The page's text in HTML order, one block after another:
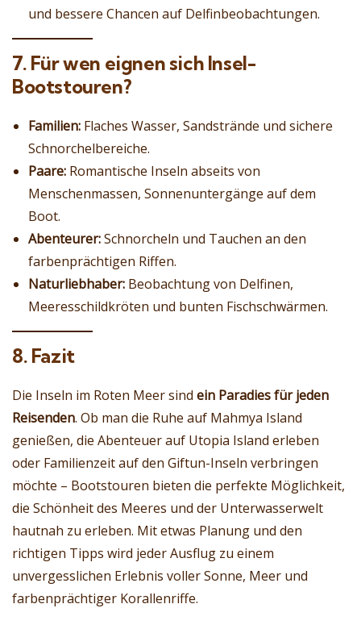
und bessere Chancen auf Delfinbeobachtungen.
7. Für wen eignen sich Insel-
Bootstouren?
Familien: Flaches Wasser, Sandstrände und sichere
Schnorchelbereiche.
Paare: Romantische Inseln abseits von
Menschenmassen, Sonnenuntergänge auf dem
Boot.
Abenteurer:Schnorcheln und Tauchen an den
farbenprächtigen Riffen.
Naturliebhaber: Beobachtung von Delfinen,
Meeresschildkröten und bunten Fischschwärmen.
8. Fazit
Die Inseln im Roten Meer sind ein Paradies für jeden
Reisenden. Ob man die Ruhe auf Mahmya Island
genießen, die Abenteuer auf Utopia Island erleben
oder Familienzeit auf den Giftun-Inseln verbringen
möchte – Bootstouren bieten die perfekte Möglichkeit,
die Schönheit des Meeres und der Unterwasserwelt
hautnah zu erleben. Mit etwas Planung und den
richtigen Tipps wird jeder Ausflug zu einem
unvergesslichen Erlebnis voller Sonne, Meer und
farbenprächtiger Korallenriffe.